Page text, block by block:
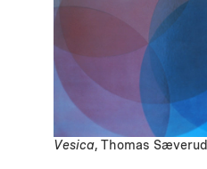
Vesica, Thomas Sæverud